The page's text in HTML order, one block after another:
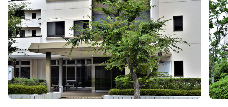
育担当がいることで、より充実した教育を受けることがで
きます。
◆毎年新卒看護師を10名程度採用しておりますので、教育
には定評があります。